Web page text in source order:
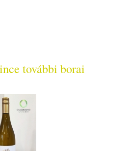
további borai